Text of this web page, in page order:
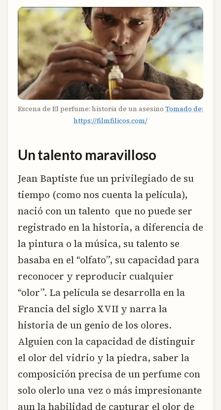
Escena de El perfume: historia de un asesino Tomado de:
https://filmfilicos.com/
Un talento maravilloso
Jean Baptiste fue un privilegiado de su
tiempo (como nos cuenta la película),
nació con un talento que no puede ser
registrado en la historia, a diferencia de
la pintura o la música, su talento se
basaba en el “olfato”, su capacidad para
reconocer y reproducir cualquier
“olor”. La película se desarrolla en la
Francia del siglo XVII y narra la
historia de un genio de los olores.
Alguien con la capacidad de distinguir
el olor del vidrio y la piedra, saber la
composición precisa de un perfume con
solo olerlo una vez o más impresionante
aun la habilidad de capturar el olor de